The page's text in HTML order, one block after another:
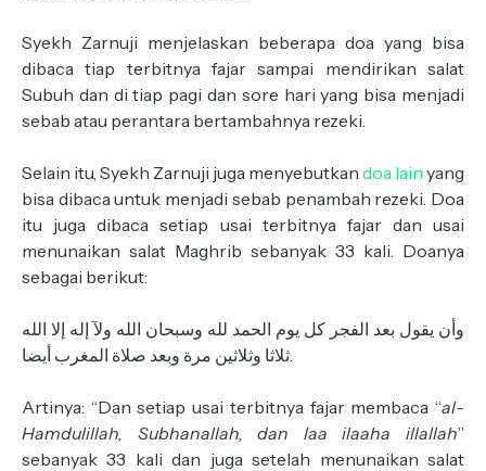
Syekh Zarnuji menjelaskan beberapa doa yang bisa
dibaca tiap terbitnya fajar sampai mendirikan salat
Subuh dan di tiap pagi dan sore hari yang bisa menjadi
sebab atau perantara bertambahnya rezeki.
Selain itu, Syekh Zarnuji juga menyebutkan doa lain yang
bisa dibaca untuk menjadi sebab penambah rezeki. Doa
itu juga dibaca setiap usai terbitnya fajar dan usai
menunaikan salat Maghrib sebanyak 33 kali. Doanya
sebagai berikut:
وأن يقول بعد الفجر كل يوم الحمد لله وسبحان الله ولآ إله إلا الله
ثلاثا وثلاثين مرة وبعد صلاة المغرب أيضا.
Artinya: “Dan setiap usai terbitnya fajar membaca “al-
Hamdulillah, Subhanallah, dan laa ilaaha illallah”
sebanyak 33 kali dan juga setelah menunaikan salat